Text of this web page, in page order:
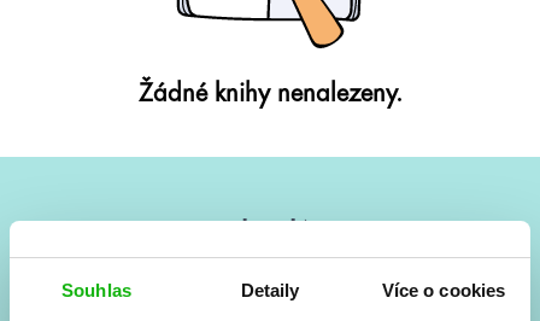
Souhlas Detaily Více o cookies
Žádné knihy nenalezeny.
Vše kolem #youngadult každý měsíc rovnou do mailu!